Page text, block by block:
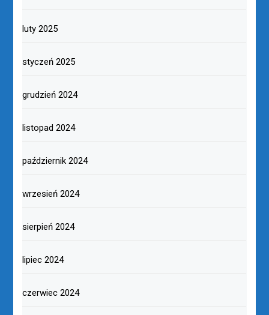
luty 2025
styczeń 2025
grudzień 2024
listopad 2024
październik 2024
wrzesień 2024
sierpień 2024
lipiec 2024
czerwiec 2024